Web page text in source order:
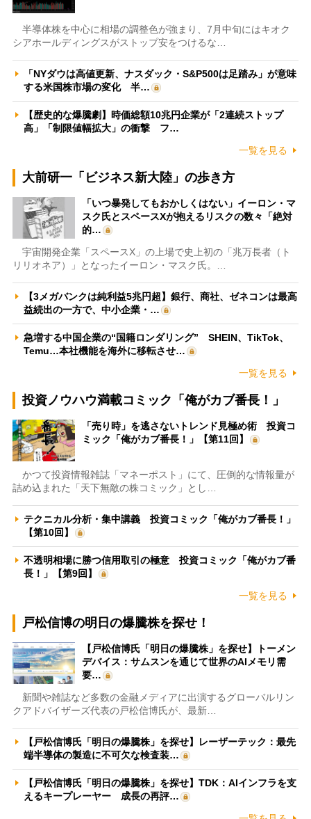
半導体株を中心に相場の調整色が強まり、7月中旬にはキオク
シアホールディングスがストップ安をつけるな…
「NYダウは高値更新、ナスダック・S&P500は足踏み」が意味
する米国株市場の変化 半…
【歴史的な爆騰劇】時価総額10兆円企業が「2連続ストップ
高」「制限値幅拡大」の衝撃 フ…
一覧を見る
大前研一「ビジネス新大陸」の歩き方
「いつ暴発してもおかしくはない」イーロン・マ
スク氏とスペースXが抱えるリスクの数々「絶対
的…
宇宙開発企業「スペースX」の上場で史上初の「兆万長者（ト
リリオネア）」となったイーロン・マスク氏。…
【3メガバンクは純利益5兆円超】銀行、商社、ゼネコンは最高
益続出の一方で、中小企業・…
急増する中国企業の“国籍ロンダリング” SHEIN、TikTok、
Temu…本社機能を海外に移転させ…
一覧を見る
投資ノウハウ満載コミック「俺がカブ番長！」
「売り時」を逃さないトレンド見極め術 投資コ
ミック「俺がカブ番長！」【第11回】
かつて投資情報雑誌「マネーポスト」にて、圧倒的な情報量が
詰め込まれた「天下無敵の株コミック」とし…
テクニカル分析・集中講義 投資コミック「俺がカブ番長！」
【第10回】
不透明相場に勝つ信用取引の極意 投資コミック「俺がカブ番
長！」【第9回】
一覧を見る
戸松信博の明日の爆騰株を探せ！
【戸松信博氏「明日の爆騰株」を探せ】トーメン
デバイス：サムスンを通じて世界のAIメモリ需
要…
新聞や雑誌など多数の金融メディアに出演するグローバルリン
クアドバイザーズ代表の戸松信博氏が、最新…
【戸松信博氏「明日の爆騰株」を探せ】レーザーテック：最先
端半導体の製造に不可欠な検査装…
【戸松信博氏「明日の爆騰株」を探せ】TDK：AIインフラを支
えるキープレーヤー 成長の再評…